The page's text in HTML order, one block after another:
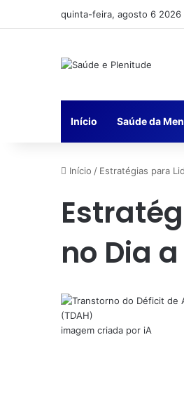
quinta-feira, agosto 6 2026
Início Saúde da
Início / Estratégias para
no Dia
imagem criada por iA